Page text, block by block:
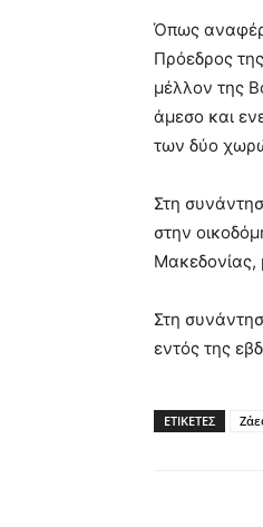
Όπως
Πρόεδρος
μέλλον της
άμεσο και
των δύο
Στη
στην
Μακεδονίας,
Στη
εντός της
ΕΤΙΚΕΤΕΣ